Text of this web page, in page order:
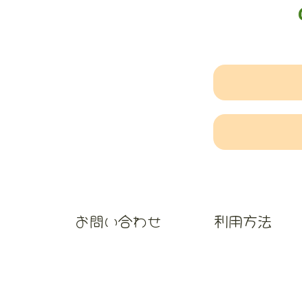
お問い合わせ 利用方法